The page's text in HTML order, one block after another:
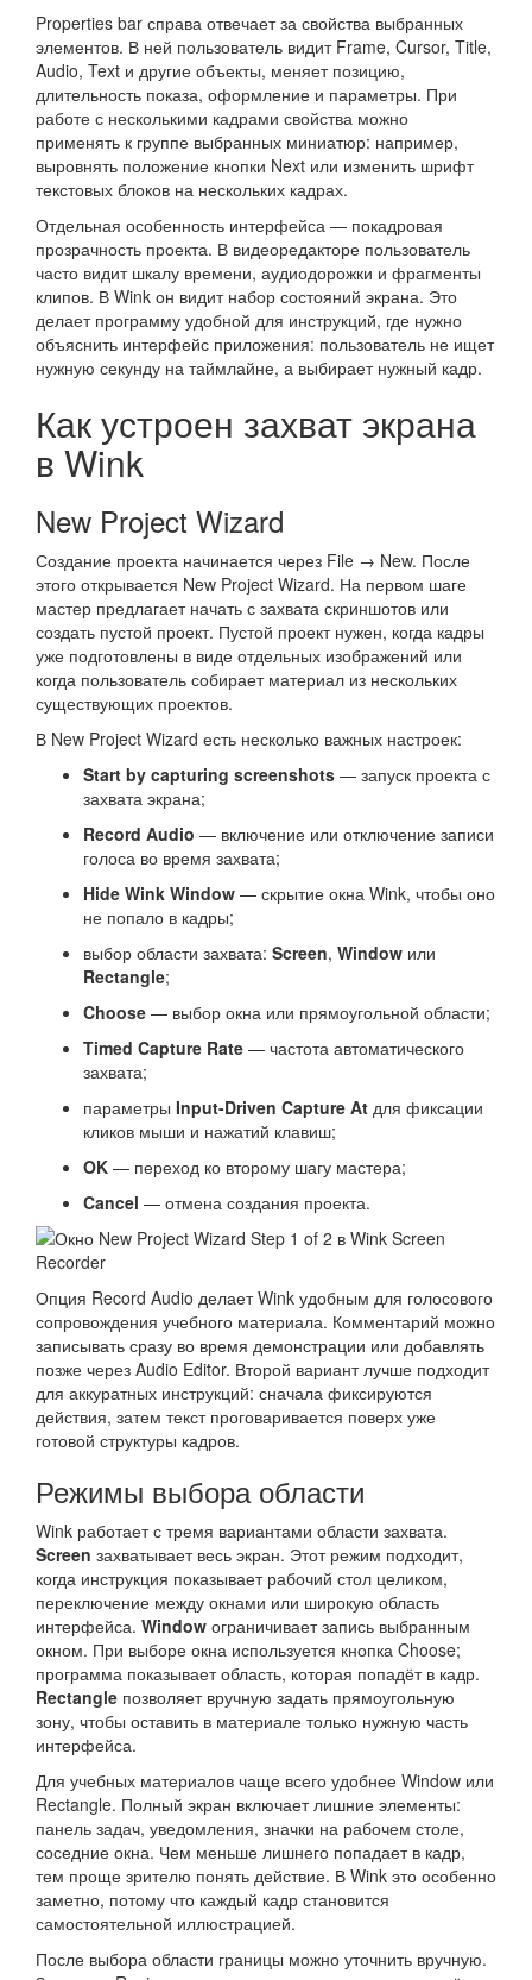
Properties bar справа отвечает за свойства выбранных
элементов. В ней пользователь видит Frame, Cursor, Title,
Audio, Text и другие объекты, меняет позицию,
длительность показа, оформление и параметры. При
работе с несколькими кадрами свойства можно
применять к группе выбранных миниатюр: например,
выровнять положение кнопки Next или изменить шрифт
текстовых блоков на нескольких кадрах.
Отдельная особенность интерфейса — покадровая
прозрачность проекта. В видеоредакторе пользователь
часто видит шкалу времени, аудиодорожки и фрагменты
клипов. В Wink он видит набор состояний экрана. Это
делает программу удобной для инструкций, где нужно
объяснить интерфейс приложения: пользователь не ищет
нужную секунду на таймлайне, а выбирает нужный кадр.
Как устроен захват экрана
в Wink
New Project Wizard
Создание проекта начинается через File → New. После
этого открывается New Project Wizard. На первом шаге
мастер предлагает начать с захвата скриншотов или
создать пустой проект. Пустой проект нужен, когда кадры
уже подготовлены в виде отдельных изображений или
когда пользователь собирает материал из нескольких
существующих проектов.
В New Project Wizard есть несколько важных настроек:
Start by capturing screenshots — запуск проекта с
захвата экрана;
Record Audio — включение или отключение записи
голоса во время захвата;
Hide Wink Window — скрытие окна Wink, чтобы оно
не попало в кадры;
выбор области захвата: Screen, Window или
Rectangle;
Choose — выбор окна или прямоугольной области;
Timed Capture Rate — частота автоматического
захвата;
параметры Input-Driven Capture At для фиксации
кликов мыши и нажатий клавиш;
OK — переход ко второму шагу мастера;
Cancel — отмена создания проекта.
Опция Record Audio делает Wink удобным для голосового
сопровождения учебного материала. Комментарий можно
записывать сразу во время демонстрации или добавлять
позже через Audio Editor. Второй вариант лучше подходит
для аккуратных инструкций: сначала фиксируются
действия, затем текст проговаривается поверх уже
готовой структуры кадров.
Режимы выбора области
Wink работает с тремя вариантами области захвата.
Screen захватывает весь экран. Этот режим подходит,
когда инструкция показывает рабочий стол целиком,
переключение между окнами или широкую область
интерфейса. Window ограничивает запись выбранным
окном. При выборе окна используется кнопка Choose;
программа показывает область, которая попадёт в кадр.
Rectangle позволяет вручную задать прямоугольную
зону, чтобы оставить в материале только нужную часть
интерфейса.
Для учебных материалов чаще всего удобнее Window или
Rectangle. Полный экран включает лишние элементы:
панель задач, уведомления, значки на рабочем столе,
соседние окна. Чем меньше лишнего попадает в кадр,
тем проще зрителю понять действие. В Wink это особенно
заметно, потому что каждый кадр становится
самостоятельной иллюстрацией.
После выбора области границы можно уточнить вручную.